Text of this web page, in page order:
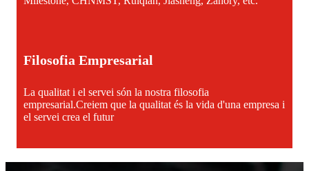
Filosofia Empresarial
La qualitat i el servei són la nostra filosofia
empresarial.Creiem que la qualitat és la vida d'una empresa i
el servei crea el futur